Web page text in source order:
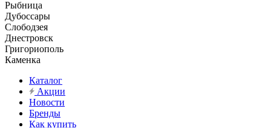
Рыбница
Дубоссары
Слободзея
Днестровск
Григориополь
Каменка
Каталог
Акции
Новости
Бренды
Как купить